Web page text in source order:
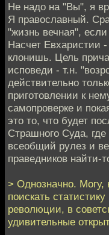
Не надо на "Вы", я
Я православный.
"жизнь вечная",
Насчет Евхаристии
клонишь. Цель
исповеди - т.н.
действительно
приготовлении к
самопроверке и
это то, что будет
Страшного Суда,
всеобщий рулез и
праведников найти-
> Однозначно. Могу,
поискать
революции, в
удивительные